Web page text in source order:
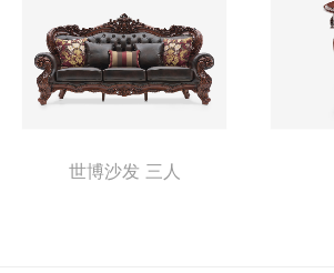
世博沙发 三人